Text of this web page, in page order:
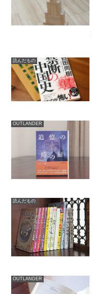
読んだもの
OUTLANDER
読んだもの
OUTLANDER